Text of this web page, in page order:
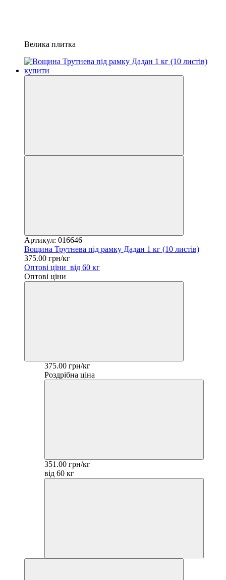
Велика плитка
Артикул: 016646
Вощина Трутнева під рамку Дадан 1 кг (10 листів)
375.00 грн/кг
Оптові ціни від 60 кг
Оптові ціни
375.00 грн/кг
Роздрібна ціна
351.00 грн/кг
від 60 кг